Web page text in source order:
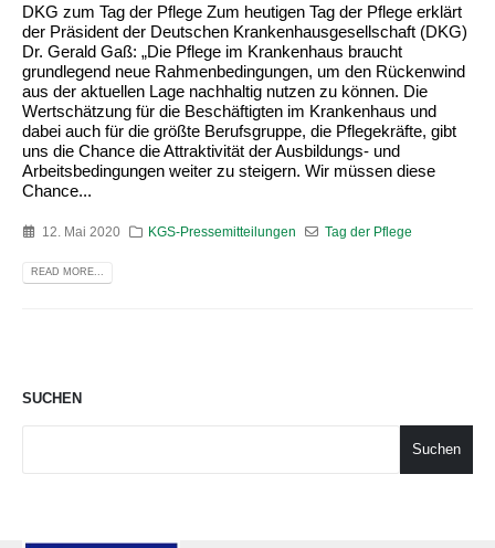
DKG zum Tag der Pflege Zum heutigen Tag der Pflege erklärt
der Präsident der Deutschen Krankenhausgesellschaft (DKG)
Dr. Gerald Gaß: „Die Pflege im Krankenhaus braucht
grundlegend neue Rahmenbedingungen, um den Rückenwind
aus der aktuellen Lage nachhaltig nutzen zu können. Die
Wertschätzung für die Beschäftigten im Krankenhaus und
dabei auch für die größte Berufsgruppe, die Pflegekräfte, gibt
uns die Chance die Attraktivität der Ausbildungs- und
Arbeitsbedingungen weiter zu steigern. Wir müssen diese
Chance...
12. Mai 2020 KGS-Pressemitteilungen Tag der Pflege
READ MORE...
SUCHEN
Suchen